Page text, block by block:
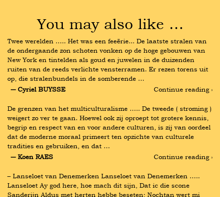
You may also like …
Twee werelden ….. Het was een feeërie... De laatste stralen van
de ondergaande zon schoten vonken op de hoge gebouwen van
New York en tintelden als goud en juwelen in de duizenden
ruiten van de reeds verlichte vensterramen. Er rezen torens uit
op, die stralenbundels in de somberende …
― Cyriel BUYSSE
Continue reading ›
De grenzen van het multiculturalisme ….. De tweede ( stroming )
weigert zo ver te gaan. Hoewel ook zij oproept tot grotere kennis,
begrip en respect van en voor andere culturen, is zij van oordeel
dat de moderne moraal primeert ten opzichte van culturele
tradities en gebruiken, en dat …
― Koen RAES
Continue reading ›
– Lanseloet van Denemerken Lanseloet van Denemerken …..
Lanseloet Ay god here, hoe mach dit sijn, Dat ic die scone
Sanderijn Aldus met herten hebbe beseten; Nochtan wert mi